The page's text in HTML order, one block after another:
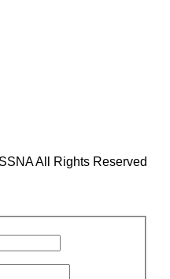
All Rights Reserved